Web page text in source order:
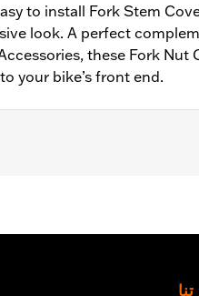
to install Fork Stem
look. A perfect
these Fork Nut
your bike’s front end.
’86-’17 FLSTC models.